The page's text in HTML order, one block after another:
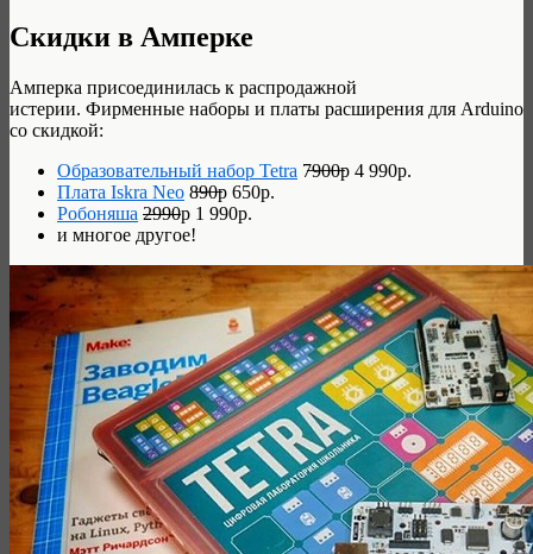
Скидки в Амперке
Амперка присоединилась к распродажной
истерии. Фирменные наборы и платы расширения для Arduino
со скидкой:
Образовательный набор Tetra 7̶9̶0̶0̶р 4 990р.
Плата Iskra Neo 8̶9̶0̶р 650р.
Робоняша 2990р 1 990р.
и многое другое!